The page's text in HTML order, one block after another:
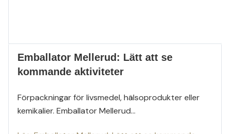
Emballator Mellerud: Lätt att se
kommande aktiviteter
Förpackningar för livsmedel, hälsoprodukter eller
kemikalier. Emballator Mellerud...